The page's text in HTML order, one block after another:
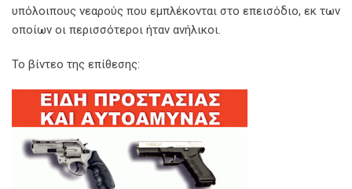
υπόλοιπους νεαρούς που εμπλέκονται στο επεισόδιο, εκ των
οποίων οι περισσότεροι ήταν ανήλικοι.
Το βίντεο της επίθεσης: